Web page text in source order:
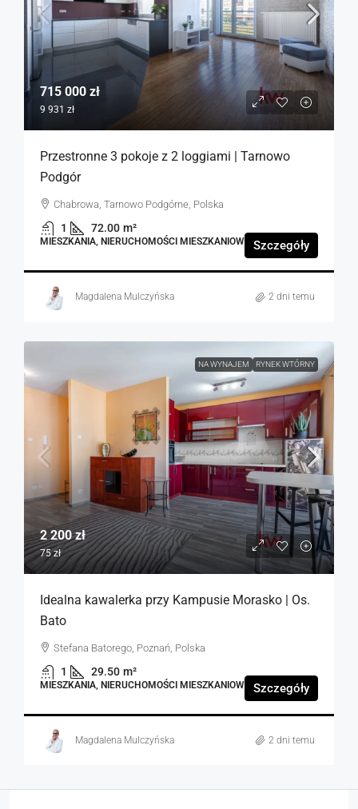
715 000 zł
9 931 zł
Przestronne 3 pokoje z 2 loggiami | Tarnowo
Podgór
Chabrowa, Tarnowo Podgórne, Polska
1 72.00 m²
MIESZKANIA, NIERUCHOMOŚCI MIESZKANIOWE Szczegóły
Magdalena Mulczyńska 2 dni temu
NA WYNAJEM RYNEK WTÓRNY
2 200 zł
75 zł
Idealna kawalerka przy Kampusie Morasko | Os.
Bato
Stefana Batorego, Poznań, Polska
1 29.50 m²
MIESZKANIA, NIERUCHOMOŚCI MIESZKANIOWE Szczegóły
Magdalena Mulczyńska 2 dni temu